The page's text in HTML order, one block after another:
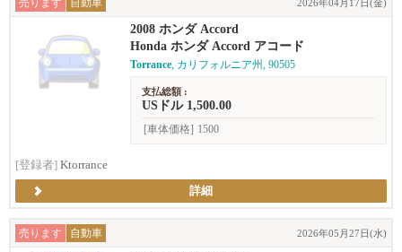
売ります 自動車 2026年04月17日(金)
2008 ホンダ Accord
Honda ホンダ Accord アコード
Torrance, カリフォルニア州, 90505
支払総額 :
USドル 1,500.00
[車体価格] 1500
[登録者] Ktorrance
詳細
売ります 自動車 2026年05月27日(水)